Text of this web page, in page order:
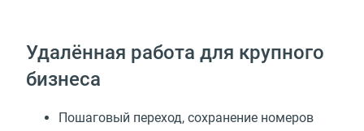
Удалённая работа для крупного
бизнеса
Пошаговый переход, сохранение номеров